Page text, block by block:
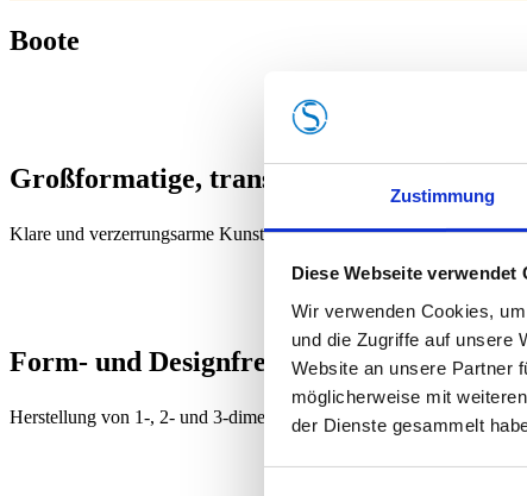
Zustimmung
Diese Webseite verwendet
Wir verwenden Cookies,
und die Zugriffe auf unsere
Website an unsere Partner
möglicherweise mit
der Dienste gesammelt
Boote
Großformatige, transparente Bauteile
Klare und verzerrungsarme Kunststoffteile, wie sie für Fenster oder
Form- und Designfreiheit
Herstellung von 1-, 2- und 3-dimensionalen Bauteilen – ideal für